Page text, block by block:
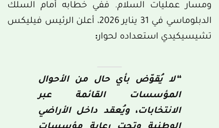
ومسار عمليات السلام. ففي خطابه أمام السلك
الدبلوماسي في 31 يناير 2026، أعلن الرئيس فيليكس
تشيسيكيدي استعداده لحوار:
“لا يُقوّض بأي حال من الأحوال
المؤسسات القائمة عبر
الانتخابات، ويُعقد داخل الأراضي